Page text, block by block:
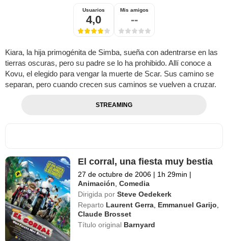
Usuarios
4,0
Mis amigos
--
Kiara, la hija primogénita de Simba, sueña con adentrarse en las
tierras oscuras, pero su padre se lo ha prohibido. Allí conoce a
Kovu, el elegido para vengar la muerte de Scar. Sus camino se
separan, pero cuando crecen sus caminos se vuelven a cruzar.
STREAMING
El corral, una fiesta muy bestia
27 de octubre de 2006 | 1h 29min |
Animación ,Comedia
Dirigida por Steve Oedekerk
Reparto Laurent Gerra Emmanuel Garijo
Claude Brosset
Título original Barnyard